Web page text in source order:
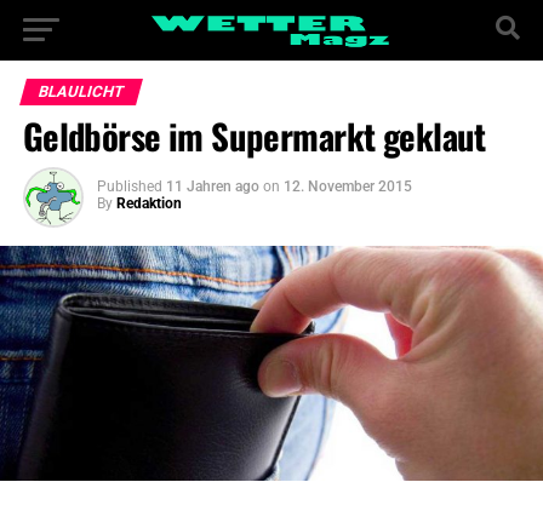
BLAULICHT
Geldbörse im Supermarkt geklaut
Published 11 Jahren ago on 12. November 2015
By Redaktion